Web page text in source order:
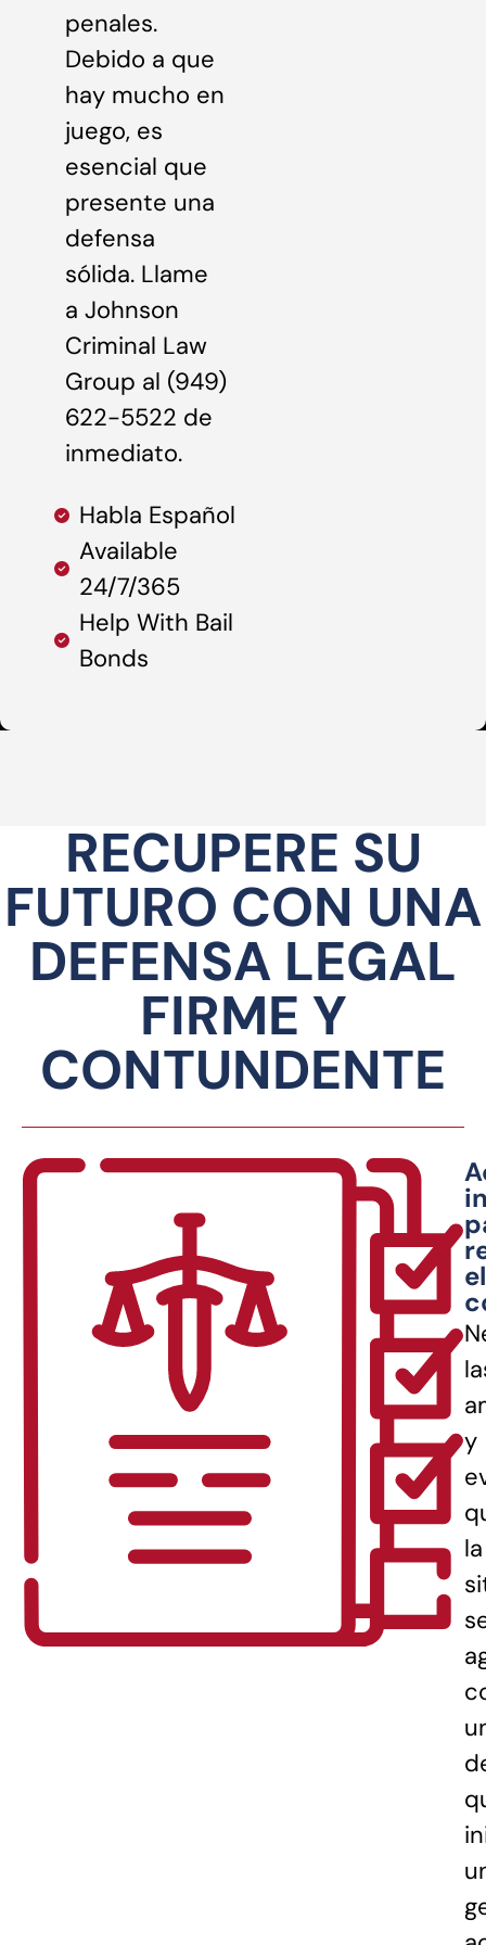
penales.
Debido a que
hay mucho en
juego, es
esencial que
presente una
defensa
sólida. Llame
a Johnson
Criminal Law
Group al (949)
622-5522 de
inmediato.
Habla Español
Available
24/7/365
Help With Bail
Bonds
RECUPERE SU
FUTURO CON UNA
DEFENSA LEGAL
FIRME Y
CONTUNDENTE
el
y
la